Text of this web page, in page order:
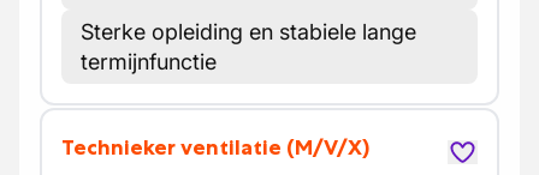
Sterke opleiding en stabiele lange
termijnfunctie
Technieker ventilatie (M/V/X)